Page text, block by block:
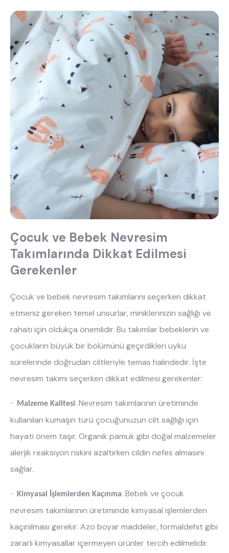
Çocuk ve Bebek Nevresim
Takımlarında Dikkat Edilmesi
Gerekenler
Çocuk ve bebek nevresim takımlarını seçerken dikkat
etmeniz gereken temel unsurlar, miniklerinizin sağlığı ve
rahatı için oldukça önemlidir. Bu takımlar bebeklerin ve
çocukların büyük bir bölümünü geçirdikleri uyku
sürelerinde doğrudan ciltleriyle temas halindedir. İşte
nevresim takımı seçerken dikkat edilmesi gerekenler:
· Malzeme Kalitesi: Nevresim takımlarının üretiminde
kullanılan kumaşın türü çocuğunuzun cilt sağlığı için
hayati önem taşır. Organik pamuk gibi doğal malzemeler
alerjik reaksiyon riskini azaltırken cildin nefes almasını
sağlar.
· Kimyasal İşlemlerden Kaçınma: Bebek ve çocuk
nevresim takımlarının üretiminde kimyasal işlemlerden
kaçınılması gerekir. Azo boyar maddeler, formaldehit gibi
zararlı kimyasallar içermeyen ürünler tercih edilmelidir.